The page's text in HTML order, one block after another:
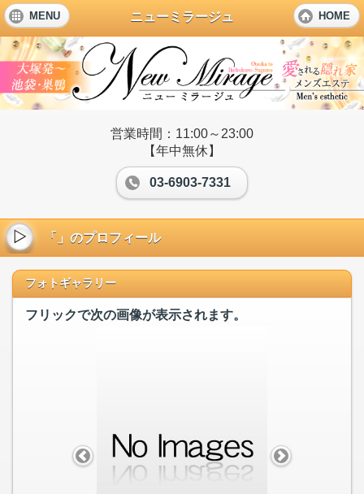
ニューミラージュ
MENU HOME
営業時間：11:00～23:00
【年中無休】
03-6903-7331
「」のプロフィール
フォトギャラリー
フリックで次の画像が表示されます。